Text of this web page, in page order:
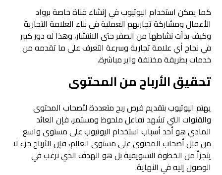
كما يمكن استخدام اليوتيوب في إنشاء قناة خاصة برواد
الأعمال ومشاركة تجاربهم العملية في بناء العلامة التجارية
وكيف بدأت نشاطها من الصفر حتى الانتشار، وهذا له دور كبير
في نجاح أي علامة تجارية وسرعة التعرف على ما تقدمه من
خدمات بطريقة مختلفة واير مباشرة.
تحقيق الأرباح من المحتوى
يهتم اليوتيوب بتقديم فرص ربح متعددة لأصحاب المحتوى
والقنوات التي تشهد تفاعل ملحوظ ومستمر، فإن العائد
المادي هو أحد أسباب استخدام اليوتيوب على مستوى واسع
من قبل أصحاب المحتوى على مستوى العالم، فإن الأرباح جزء لا
يتجزأ من الخطوة التسويقية بل هو الهدف الذي نرغب في
الوصول إليه في النهاية.